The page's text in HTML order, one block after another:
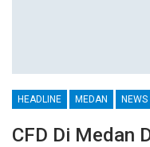
HEADLINE MEDAN NEWS
CFD Di Medan